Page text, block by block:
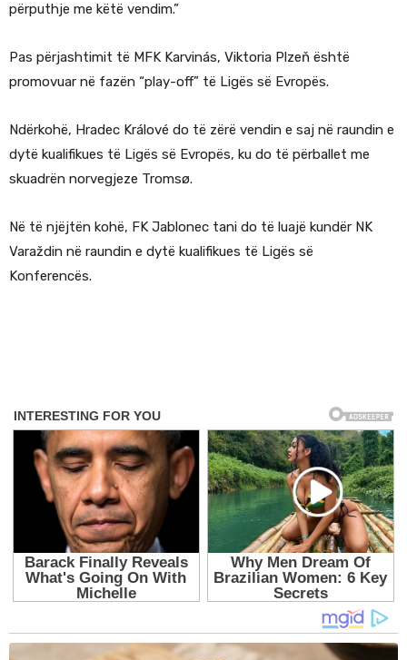
përputhje me këtë vendim.”
Pas përjashtimit të MFK Karvinás, Viktoria Plzeň është
promovuar në fazën “play-off” të Ligës së Evropës.
Ndërkohë, Hradec Králové do të zërë vendin e saj në raundin e
dytë kualifikues të Ligës së Evropës, ku do të përballet me
skuadrën norvegjeze Tromsø.
Në të njëjtën kohë, FK Jablonec tani do të luajë kundër NK
Varaždin në raundin e dytë kualifikues të Ligës së
Konferencës.